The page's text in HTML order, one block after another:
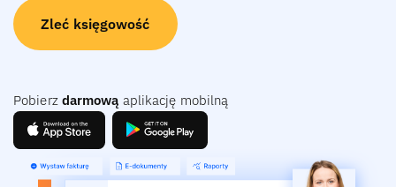
Zleć księgowość
Pobierz darmową aplikację mobilną